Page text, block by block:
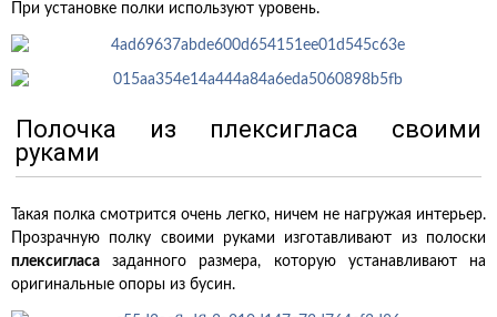
При установке полки используют уровень.
Полочка из плексигласа своими
руками
Такая полка смотрится очень легко, ничем не нагружая интерьер.
Прозрачную полку своими руками изготавливают из полоски
плексигласа заданного размера, которую устанавливают на
оригинальные опоры из бусин.